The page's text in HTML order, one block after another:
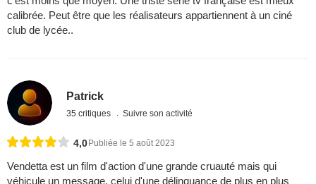
calibrée. Peut être que les réalisateurs appartiennent à un ciné
club de lycée..
Patrick
35 critiques Suivre son activité
4,0Publiée le 5 août 2023
Vendetta est un film d'action d'une grande cruauté mais qui
véhicule un message, celui d'une délinquance de plus en plus